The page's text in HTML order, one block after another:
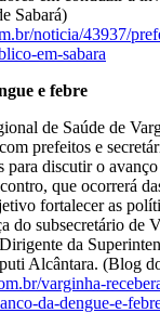
Sabará)
noticia/43937/
em-sabara
e febre
de Saúde de
prefeitos e
para discutir o
que ocorrerá
fortalecer as
do subsecretário de
da
Alcântara. (Blog
varginha-
da-dengue-e-